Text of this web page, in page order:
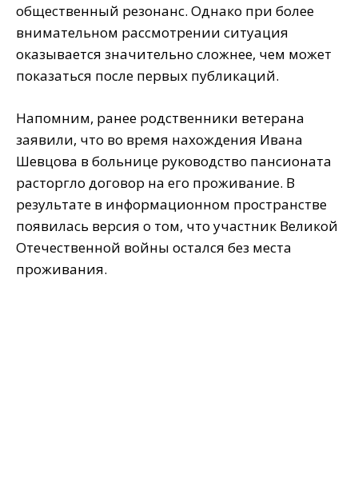
общественный резонанс. Однако при более
внимательном рассмотрении ситуация
оказывается значительно сложнее, чем может
показаться после первых публикаций.
Напомним, ранее родственники ветерана
заявили, что во время нахождения Ивана
Шевцова в больнице руководство пансионата
расторгло договор на его проживание. В
результате в информационном пространстве
появилась версия о том, что участник Великой
Отечественной войны остался без места
проживания.